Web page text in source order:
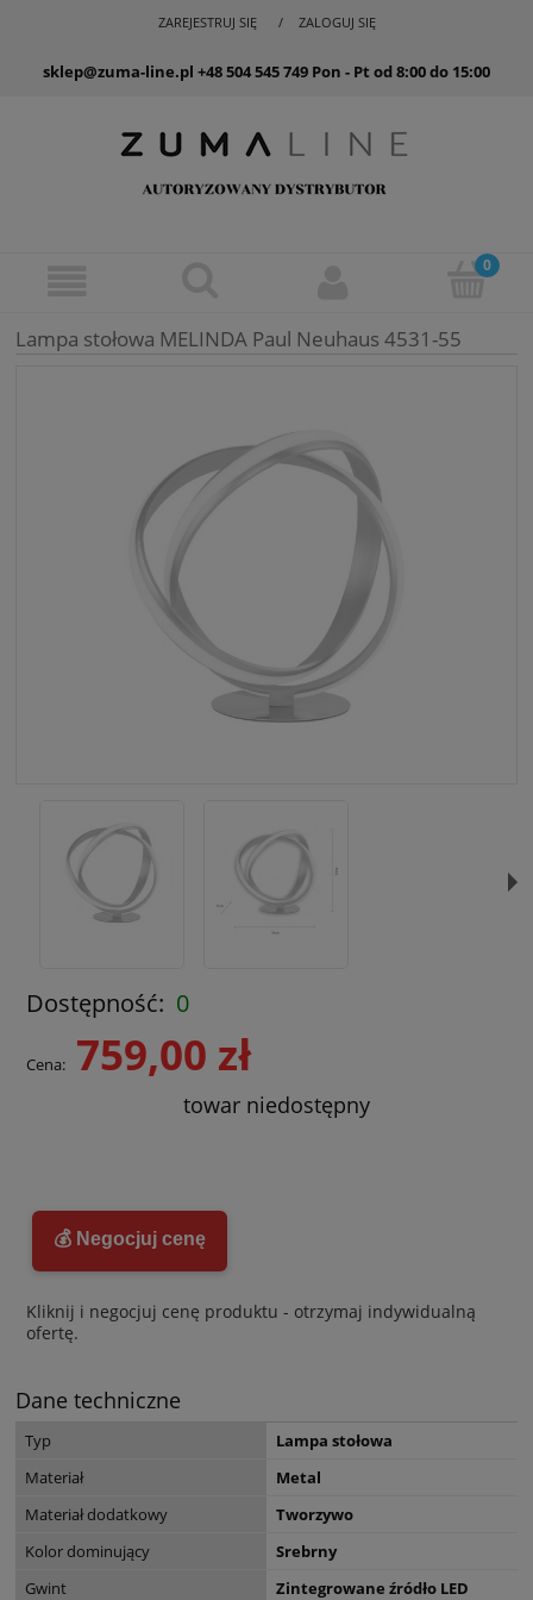
ZAREJESTRUJ SIĘ ZALOGUJ SIĘ
sklep@zuma-line.pl +48 504 545 749 Pon - Pt od 8:00 do 15:00
Lampa stołowa MELINDA Paul Neuhaus 4531-55
Dostępność: 0
Cena: 759,00 zł
towar niedostępny
💰 Negocjuj cenę
Kliknij i negocjuj cenę produktu - otrzymaj indywidualną
ofertę.
Dane techniczne
Typ
Lampa stołowa
Materiał
Metal
Materiał dodatkowy
Tworzywo
Kolor dominujący
Srebrny
Gwint
Zintegrowane źródło LED